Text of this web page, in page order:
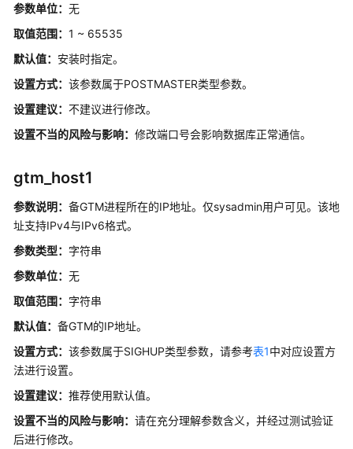
过
程
治
事
统
和
系
统
图
配
置
行
参
数
参数单位： 无
取值范围： 1 ~ 65535
默认值： 安装时指定。
设置方式： 该参数属于POSTMASTER类型参数。
设置建议： 不建议进行修改。
设置不当的风险与影响： 修改端口号会影响数据库正常通信。
gtm_host1
参数说明： 备GTM进程所在的IP地址。仅sysadmin用户可见。 该地
址支持IPv4与IPv6格式。
参数类型： 字符串
参数单位： 无
取值范围： 字符串
默认值： 备GTM的IP地址。
设置方式： 该参数属于SIGHUP类型参数，请参考表1中对应设置方
法进行设置。
设置建议： 推荐使用默认值。
设置不当的风险与影响： 请在充分理解参数含义，并经过测试验证
后进行修改。